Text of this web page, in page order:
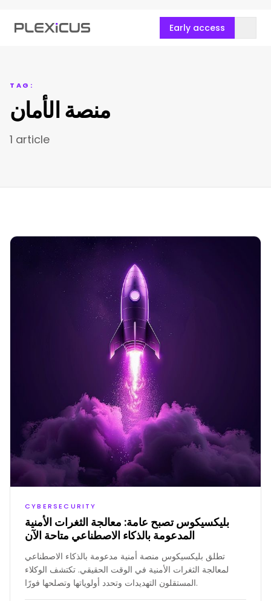
Early access
TAG:
منصة الأمان
1 article
CYBERSECURITY
بليكسيكوس تصبح عامة: معالجة الثغرات الأمنية
المدعومة بالذكاء الاصطناعي متاحة الآن
تطلق بليكسيكوس منصة أمنية مدعومة بالذكاء الاصطناعي
لمعالجة الثغرات الأمنية في الوقت الحقيقي. تكتشف الوكلاء
المستقلون التهديدات وتحدد أولوياتها وتصلحها فورًا.